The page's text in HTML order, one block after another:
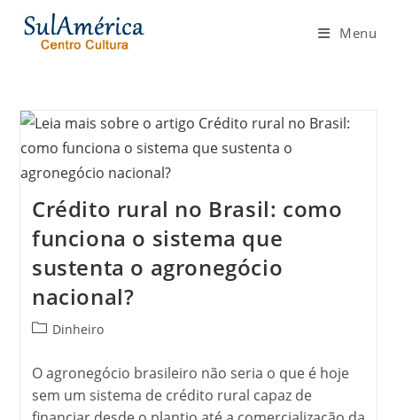
para
Menu
Crédito rural no Brasil: como
funciona o sistema que
sustenta o agronegócio
nacional?
Categoria
post:
Dinheiro
O agronegócio brasileiro não seria o que é hoje
sem um sistema de crédito rural capaz de